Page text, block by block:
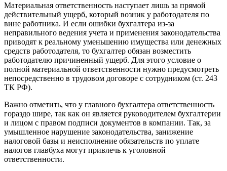
Материальная ответственность наступает лишь за прямой
действительный ущерб, который возник у работодателя по
вине работника. И если ошибки бухгалтера из-за
неправильного ведения учета и применения законодательства
приводят к реальному уменьшению имущества или денежных
средств работодателя, то бухгалтер обязан возместить
работодателю причиненный ущерб. Для этого условие о
полной материальной ответственности нужно предусмотреть
непосредственно в трудовом договоре с сотрудником (ст. 243
ТК РФ).
Важно отметить, что у главного бухгалтера ответственность
гораздо шире, так как он является руководителем бухгалтерии
и лицом с правом подписи документов в компании. Так, за
умышленное нарушение законодательства, занижение
налоговой базы и неисполнение обязательств по уплате
налогов главбуха могут привлечь к уголовной
ответственности.